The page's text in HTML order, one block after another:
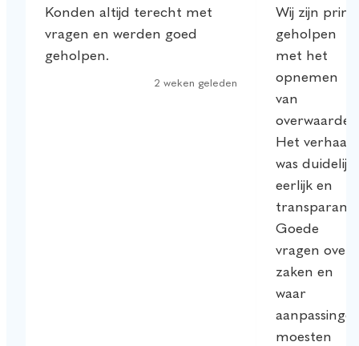
Konden altijd terecht met
vragen en werden goed
geholpen.
2 weken geleden
Wij zijn
geholpen
met het
opnemen
van
overwaarde.
Het verhaal
was duidelijk,
eerlijk en
transparant.
Goede
vragen over
zaken en
waar
moesten